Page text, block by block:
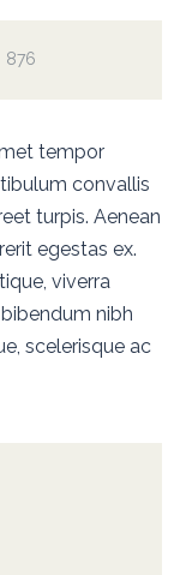
876
tempor
convallis
turpis. Aenean
egestas ex.
viverra
nibh
scelerisque ac